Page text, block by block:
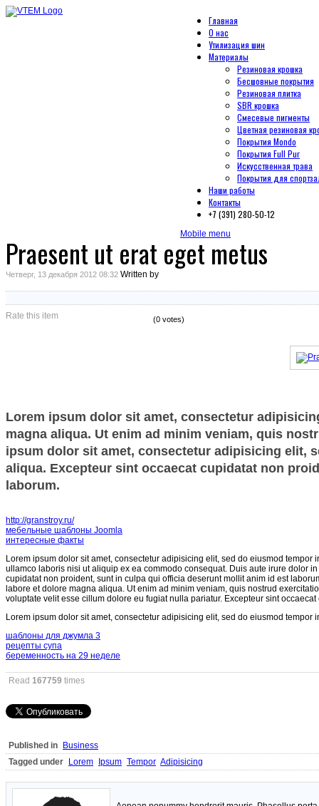
Главная
О нас
Утилизация шин
Материалы
Резиновая крошка
Бесшовные покрытия
Резиновая плитка
SBR крошка
Смесевые пигменты
Цветная резиновая
Покрытия Mondo
Покрытия Full Pur
Искусственная трава
Покрытия для
Наши работы
Контакты
+7 (391) 280-50-12
Mobile menu
Praesent ut erat eget metus
Четверг, 13 декабря 2012 08:32 Written by
Rate this item (0 votes)
Lorem ipsum dolor sit amet, consectetur
magna aliqua. Ut enim ad minim veniam, quis
ipsum dolor sit amet, consectetur adipisicing elit,
aliqua. Excepteur sint occaecat cupidatat non
laborum.
http://granstroy.ru/
мебельные шаблоны Joomla
интересные факты
Lorem ipsum dolor sit amet, consectetur adipisicing elit, sed do eiusmod
ullamco laboris nisi ut aliquip ex ea commodo consequat. Duis aute irure dolor
cupidatat non proident, sunt in culpa qui officia deserunt mollit anim id est
labore et dolore magna aliqua. Ut enim ad minim veniam, quis nostrud
voluptate velit esse cillum dolore eu fugiat nulla pariatur. Excepteur sint
Lorem ipsum dolor sit amet, consectetur adipisicing elit, sed do eiusmod
шаблоны для джумла 3
рецепты супа
беременность на 29 неделе
Read 167759 times
Published in
Business
Tagged under
Lorem Ipsum Tempor Adipisicing